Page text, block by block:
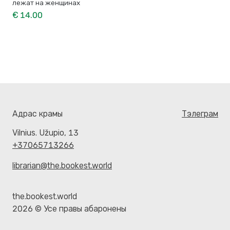
лежат на женщинах
€ 14.00
Адрас крамы
Vilnius. Užupio, 13
+37065713266
librarian@the.bookest.world
Тэлеграм
the.bookest.world
2026 © Усе правы абаронены